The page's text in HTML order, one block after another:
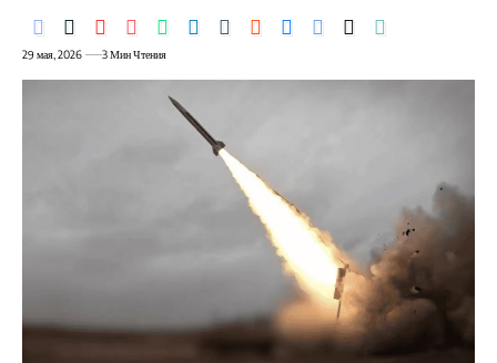
29 мая, 2026 3 Мин Чтения